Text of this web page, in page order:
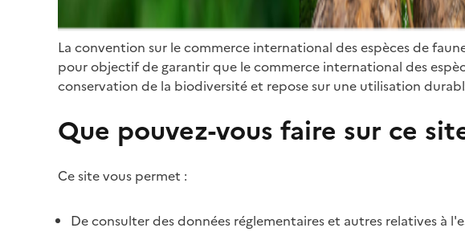
La convention sur le commerce international des espèces de
pour objectif de garantir que le commerce international des
conservation de la biodiversité et repose sur une utilisation
Que pouvez-vous faire sur ce
Ce site vous permet :
De consulter des données réglementaires et autres relatives à